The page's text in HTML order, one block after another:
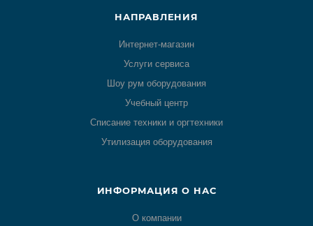
НАПРАВЛЕНИЯ
Интернет-магазин
Услуги сервиса
Шоу рум оборудования
Учебный центр
Списание техники и оргтехники
Утилизация оборудования
ИНФОРМАЦИЯ О НАС
О компании